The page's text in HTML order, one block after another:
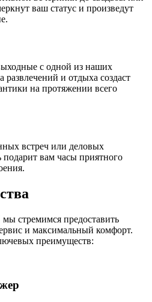
ваш статус и произведут
с одной из наших
и отдыха создаст
на протяжении всего
встреч или деловых
вам часы приятного
стремимся предоставить
и максимальный комфорт.
преимуществ: